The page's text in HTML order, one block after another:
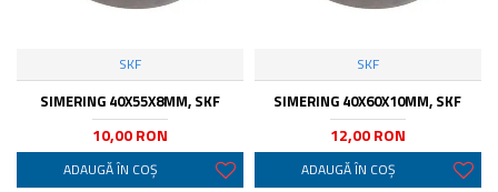
SKF
SIMERING 40X55X8MM, SKF
10,00 RON
ADAUGĂ ÎN COŞ
SKF
SIMERING 40X60X10MM, SKF
12,00 RON
ADAUGĂ ÎN COŞ